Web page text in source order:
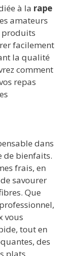
à la rape
amateurs
produits
facilement
la qualité
comment
repas
dans
de bienfaits.
frais, en
savourer
Que
vous
tout en
des